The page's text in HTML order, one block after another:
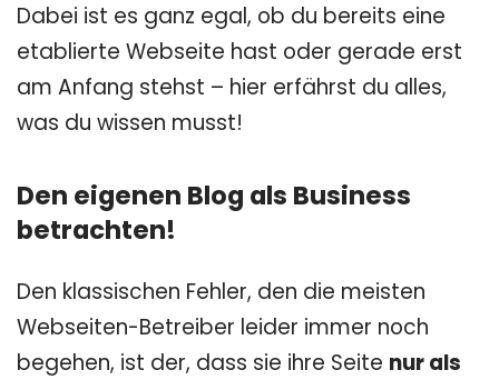
Dabei ist es ganz egal, ob du bereits eine
etablierte Webseite hast oder gerade erst
am Anfang stehst – hier erfährst du alles,
was du wissen musst!
Den eigenen Blog als Business
betrachten!
Den klassischen Fehler, den die meisten
Webseiten-Betreiber leider immer noch
begehen, ist der, dass sie ihre Seite nur als